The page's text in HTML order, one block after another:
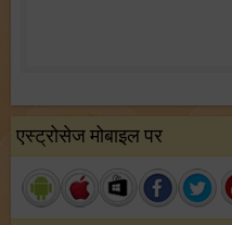
एस्ट्रोसेज मोबाइल पर